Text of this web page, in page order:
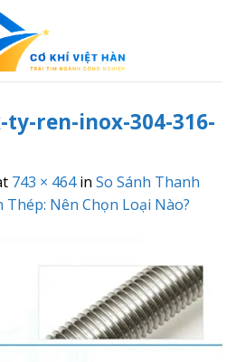
ren-inox-304-316-
743 × 464in So Sánh Thanh
Thép: Nên Chọn Loại Nào?